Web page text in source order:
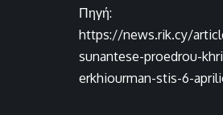
Πηγή:
https://news.rik.cy/
sunantese-proedrou-
erkhiourman-stis-6-